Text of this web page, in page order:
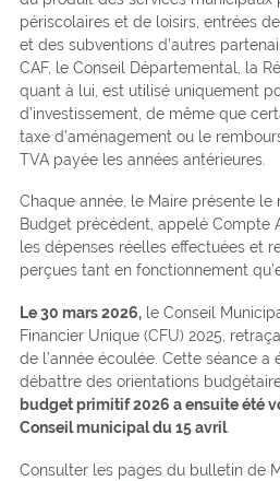
périscolaires et de loisirs, entrées
et des subventions d’autres
CAF, le Conseil Départemental, la
quant à lui, est utilisé uniquement
d’investissement, de même que
taxe d’aménagement ou le
TVA payée les années antérieures.
Chaque année, le Maire présente le
Budget précédent, appelé Compte
les dépenses réelles effectuées et
perçues tant en fonctionnement
Le 30 mars 2026,le Conseil
Financier Unique (CFU) 2025,
de l’année écoulée. Cette séance
débattre des orientations
budget primitif 2026 a ensuite été
Conseil municipal du 15 avril.
Consulter les pages du bulletin de